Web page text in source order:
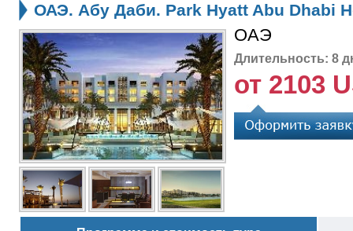
ОАЭ. Абу Даби. Park Hyatt Abu Dhabi
ОАЭ
Длительность: 8
от 2103